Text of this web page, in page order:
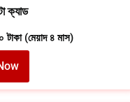
ক্যাড
(মেয়াদ ৪ মাস)